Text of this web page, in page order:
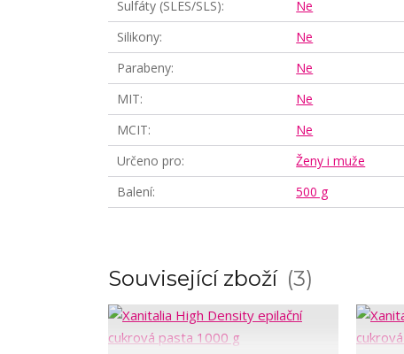
Sulfáty (SLES/SLS)
Ne
Silikony
Ne
Parabeny
Ne
MIT
Ne
MCIT
Ne
Určeno pro
Ženy i muže
Balení
500 g
Související zboží 3